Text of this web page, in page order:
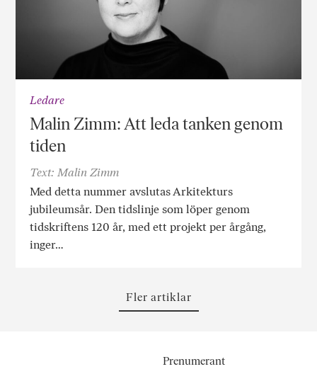
Ledare
Malin Zimm: Att leda tanken genom
tiden
Text: Malin Zimm
Med detta nummer avslutas Arkitekturs
jubileumsår. Den tidslinje som löper genom
tidskriftens 120 år, med ett projekt per årgång,
inger…
Fler artiklar
Prenumerant